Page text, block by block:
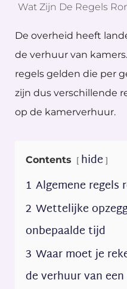
Wat Zijn De Regels
De overheid heeft
de verhuur van
regels gelden die per
zijn dus verschillende
op de kamerverhuur.
Contents
hide
1 Algemene regels
2 Wettelijke
onbepaalde tijd
3 Waar moet je
de verhuur van een